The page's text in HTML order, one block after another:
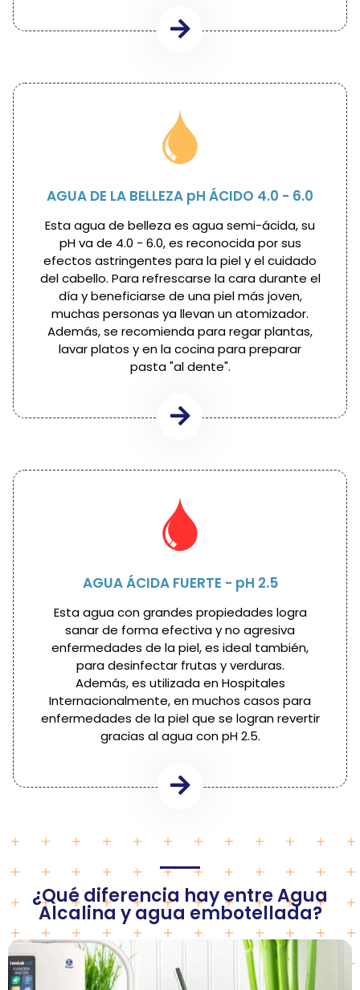
AGUA DE LA BELLEZA pH ÁCIDO 4.0 - 6.0
Esta agua de belleza es agua semi-ácida, su
pH va de 4.0 - 6.0, es reconocida por sus
efectos astringentes para la piel y el cuidado
del cabello. Para refrescarse la cara durante el
día y beneficiarse de una piel más joven,
muchas personas ya llevan un atomizador.
Además, se recomienda para regar plantas,
lavar platos y en la cocina para preparar
pasta "al dente".
AGUA ÁCIDA FUERTE - pH 2.5
Esta agua con grandes propiedades logra
sanar de forma efectiva y no agresiva
enfermedades de la piel, es ideal también,
para desinfectar frutas y verduras.
Además, es utilizada en Hospitales
Internacionalmente, en muchos casos para
enfermedades de la piel que se logran revertir
gracias al agua con pH 2.5.
¿Qué diferencia hay entre Agua
Alcalina y agua embotellada?